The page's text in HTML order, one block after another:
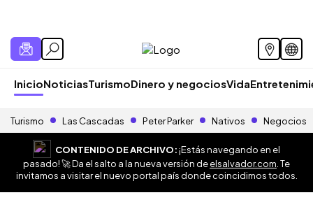
InicioNoticiasTurismoDinero y negociosVida
Turismo Las Cascadas Peter Parker Nativos Negocios
CONTENIDO DE ARCHIVO:¡Estás navegando en el
pasado! 🚀 Da el salto a la nueva versión deelsalvador.com . Te
invitamos a visitar el nuevo portal país donde coincidimos todos.